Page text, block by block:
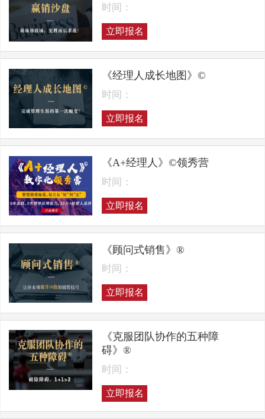
时间：
立即报名
《经理人成长地图》©
时间：
立即报名
《A+经理人》©领秀营
时间：
立即报名
《顾问式销售》®
时间：
立即报名
《克服团队协作的五种障
碍》®
时间：
立即报名